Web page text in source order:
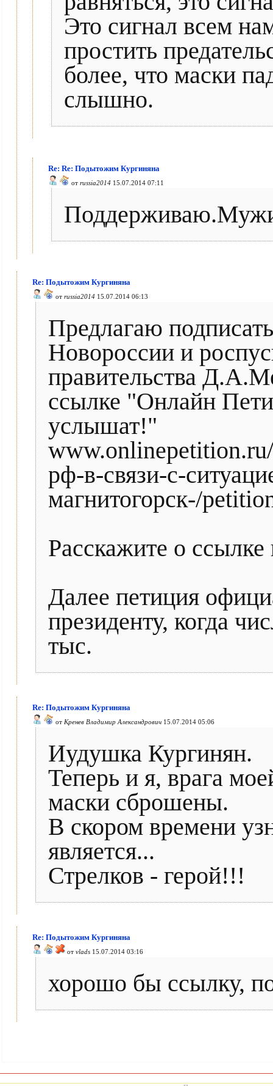
Это сигнал всем
простить
более, что маски
слышно.
Re: Re: Подытожим Кургиняна
от russia2014 15.07.2014 07:11
Re: Подытожим Кургиняна
от russia2014 15.07.2014 06:13
Предлагаю
Новороссии и
правительства
ссылке "Онлайн
услышат!"
рф-в-связи-с-
магнитогорск-/
Расскажите о
Далее петиция
президенту, когда
тыс.
Re: Подытожим Кургиняна
от Кренев Владимир Александрович 15.07.2014 05:06
Иудушка Кургинян.
Теперь и я, врага
маски сброшены.
В скором времени
является...
Стрелков - герой!!!
Re: Подытожим Кургиняна
от vlads 15.07.2014 03:16
хорошо бы ссылку,